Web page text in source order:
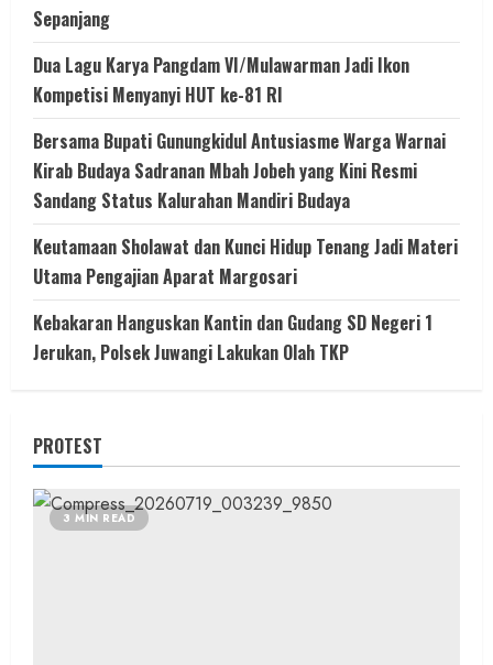
Sepanjang
Dua Lagu Karya Pangdam VI/Mulawarman Jadi Ikon
Kompetisi Menyanyi HUT ke-81 RI
Bersama Bupati Gunungkidul Antusiasme Warga Warnai
Kirab Budaya Sadranan Mbah Jobeh yang Kini Resmi
Sandang Status Kalurahan Mandiri Budaya
Keutamaan Sholawat dan Kunci Hidup Tenang Jadi Materi
Utama Pengajian Aparat Margosari
Kebakaran Hanguskan Kantin dan Gudang SD Negeri 1
Jerukan, Polsek Juwangi Lakukan Olah TKP
PROTEST
3 MIN READ